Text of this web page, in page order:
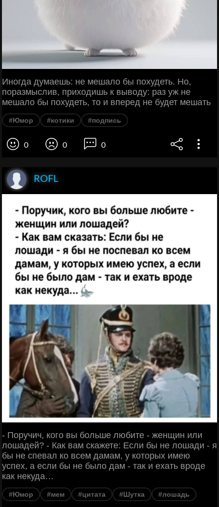
Иногда думаешь: не мешало бы похудеть. Но,
поразмыслив, приходишь к выводу: раз уж не
мешало бы похудеть, то и вперед не будет мешать
#Юмор #котики #подпись
0 0 0
ROFL
- Поручич, кого вы больше любите - женщин или
лошадей? - Как вам скажете: Если бы не лошади - я
бы не спевал ко всем дамам, у которых имею
успех, а если бы не было дам - так и ехать вроде
как некуда…
#Юмор #мем #цитата #Шутка #лошадь